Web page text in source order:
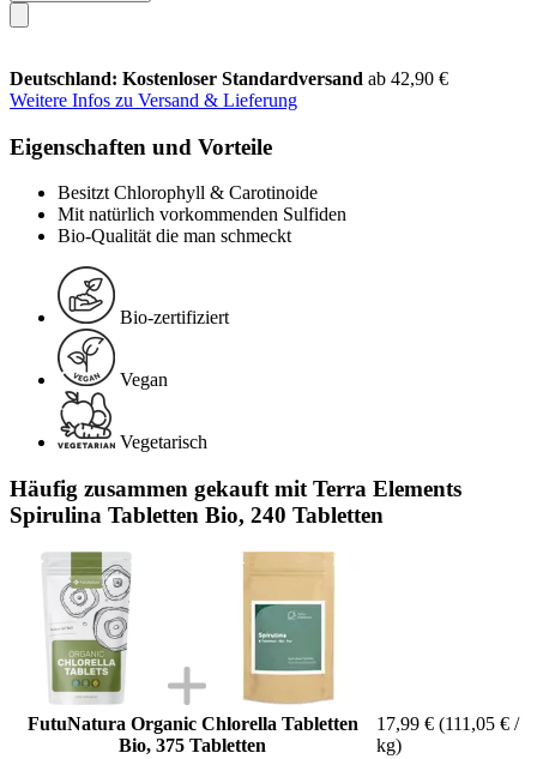
Deutschland: Kostenloser Standardversand ab 42,90 €
Weitere Infos zu Versand & Lieferung
Eigenschaften und Vorteile
Besitzt Chlorophyll & Carotinoide
Mit natürlich vorkommenden Sulfiden
Bio-Qualität die man schmeckt
Bio-zertifiziert
Vegan
Vegetarisch
Häufig zusammen gekauft mit Terra Elements
Spirulina Tabletten Bio, 240 Tabletten
FutuNatura Organic Chlorella Tabletten
Bio, 375 Tabletten
17,99 € (111,05 € /
kg)